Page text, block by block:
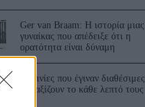
Ger van Braam: Η ιστορία μιας
γυναίκας που απέδειξε ότι η
ορατότητα είναι δύναμη
3 ταινίες που έγιναν διαθέσιμες
και αξίζουν το κάθε λεπτό τους